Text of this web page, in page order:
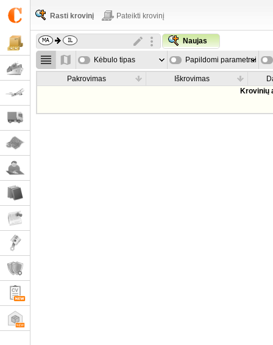
Rasti krovinį Pateikti krovinį
Naujas
Kėbulo tipas Papildomi parametrai
Pakrovimas Iškrovimas
Krovinių